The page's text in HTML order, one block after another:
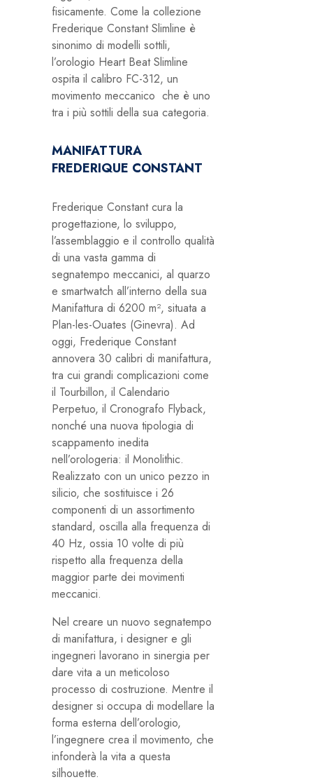
fisicamente. Come la collezione
Frederique Constant Slimline è
sinonimo di modelli sottili,
l’orologio Heart Beat Slimline
ospita il calibro FC-312, un
movimento meccanico che è uno
tra i più sottili della sua categoria.
MANIFATTURA
FREDERIQUE CONSTANT
Frederique Constant cura la
progettazione, lo sviluppo,
l’assemblaggio e il controllo qualità
di una vasta gamma di
segnatempo meccanici, al quarzo
e smartwatch all’interno della sua
Manifattura di 6200 m², situata a
Plan-les-Ouates (Ginevra). Ad
oggi, Frederique Constant
annovera 30 calibri di manifattura,
tra cui grandi complicazioni come
il Tourbillon, il Calendario
Perpetuo, il Cronografo Flyback,
nonché una nuova tipologia di
scappamento inedita
nell’orologeria: il Monolithic.
Realizzato con un unico pezzo in
silicio, che sostituisce i 26
componenti di un assortimento
standard, oscilla alla frequenza di
40 Hz, ossia 10 volte di più
rispetto alla frequenza della
maggior parte dei movimenti
meccanici.
Nel creare un nuovo segnatempo
di manifattura, i designer e gli
ingegneri lavorano in sinergia per
dare vita a un meticoloso
processo di costruzione. Mentre il
designer si occupa di modellare la
forma esterna dell’orologio,
l’ingegnere crea il movimento, che
infonderà la vita a questa
silhouette.